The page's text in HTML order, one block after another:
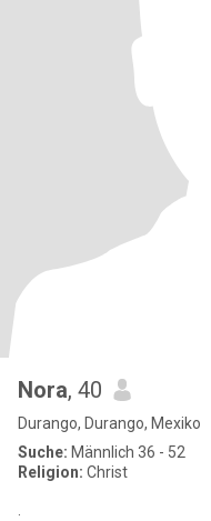
Nora, 40
Durango, Durango, Mexiko
Suche: Männlich 36 - 52
Religion: Christ